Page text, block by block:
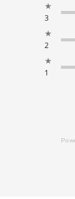
★
3
★
2
★
1